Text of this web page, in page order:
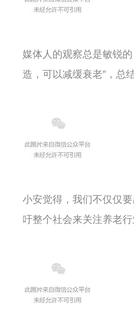
媒体人的观察总是敏锐的
造，可以减缓衰老”，总
小安觉得，我们不仅仅
吁整个社会来关注养老行